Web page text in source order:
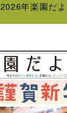
2026年楽園だよ